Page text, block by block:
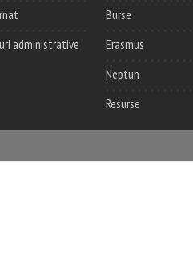
administrative
Burse
Erasmus
Neptun
Resurse